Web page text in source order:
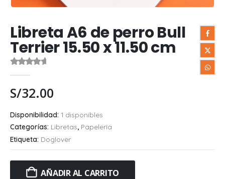
Libreta A6 de perro Bull
Terrier 15.50 x 11.50 cm
S/32.00
Disponibilidad: 1 disponibles
Categorías: Libretas, Papelería
Etiqueta: Doglover
AÑADIR AL CARRITO